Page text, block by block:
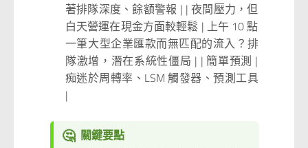
著排隊深度、餘額警報 | | 夜間壓力，但
白天營運在現金方面較輕鬆 | 上午 10 點
一筆大型企業匯款而無匹配的流入？排
隊激增，潛在系統性僵局 | | 簡單預測 |
痴迷於周轉率、LSM 觸發器、預測工具
|
🤔 關鍵要點